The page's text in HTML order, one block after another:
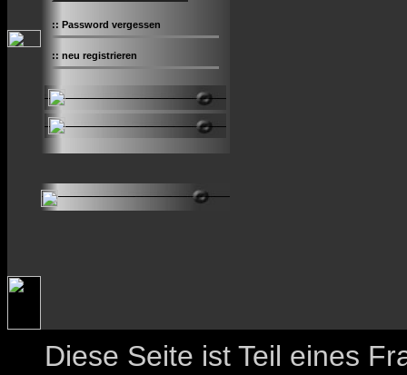
:: Password vergessen
:: neu registrieren
Diese Seite ist Teil eines